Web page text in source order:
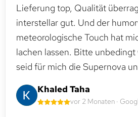
Lieferung top, Qualität
interstellar gut. Und der
meteorologische Touch hat
lachen lassen. Bitte unbedingt
seid für mich die Supernova
Khaled Taha
vor 2 Monaten ·